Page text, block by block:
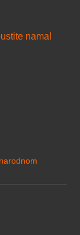
nama!